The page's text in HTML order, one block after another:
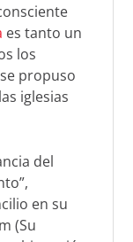
es tanto un
los
propuso
iglesias
del
en su
(Su